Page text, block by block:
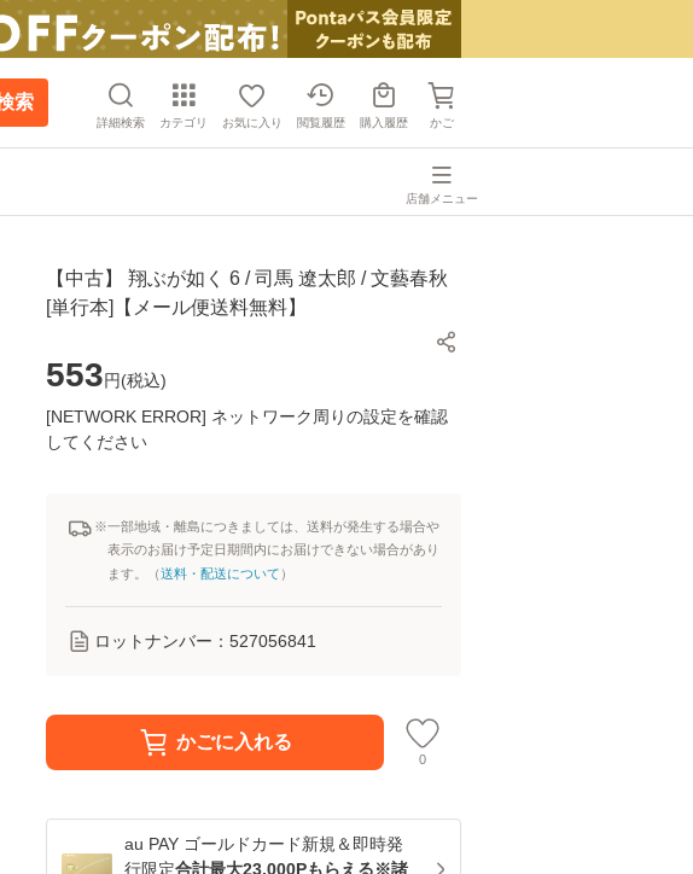
索
詳細検索 カテゴリ お気に入り 閲覧履歴 購入履歴 かご
店舗メニュー
【中古】 翔ぶが如く 6 / 司馬 遼太郎 / 文藝春秋
[単行本]【メール便送料無料】
553円(税込)
[NETWORK ERROR] ネットワーク周りの設定を確認
してください
※一部地域・離島につきましては、送料が発生する場合や
表示のお届け予定日期間内にお届けできない場合があり
ます。（送料・配送について ）
ロットナンバー： 527056841
かごに入れる
0
au PAY ゴールドカード新規＆即時発
行限定合計最大23,000Pもらえる※諸